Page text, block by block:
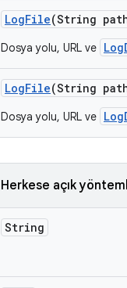
LogFile(String
Dosya yolu, URL ve
LogFile(String
Dosya yolu, URL ve
Herkese açık
String